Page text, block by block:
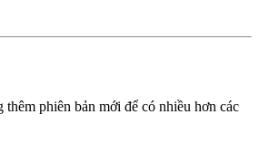
phiên bản mới để có nhiều hơn các